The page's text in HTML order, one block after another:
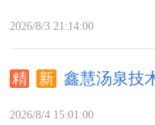
2026/8/3 21:14:00
鑫慧汤泉技
2026/8/4 15:01:00